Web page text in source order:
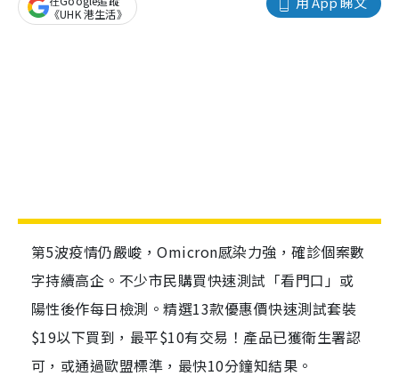
《UHK 港生活》
第5波疫情仍嚴峻，Omicron感染力強，確診個案數
字持續高企。不少市民購買快速測試「看門口」或
陽性後作每日檢測。精選13款優惠價快速測試套裝
$19以下買到，最平$10有交易！產品已獲衛生署認
可，或通過歐盟標準，最快10分鐘知結果。